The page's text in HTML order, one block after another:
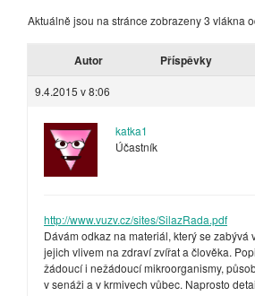
Aktuálně jsou na stránce zobrazeny 3 vlákna
Autor Příspěvky
9.4.2015 v 8:06
katka1
Účastník
http://www.vuzv.cz/sites/SilazRada.pdf
Dávám odkaz na materiál, který se zabývá
jejich vlivem na zdraví zvířat a člověka.
žádoucí i nežádoucí mikroorganismy,
v senáži a v krmivech vůbec. Naprosto